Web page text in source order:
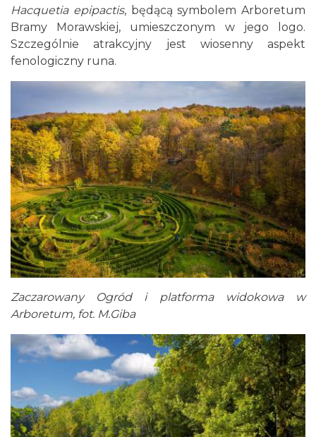
Hacquetia epipactis, będącą symbolem Arboretum
Bramy Morawskiej, umieszczonym w jego logo.
Szczególnie atrakcyjny jest wiosenny aspekt
fenologiczny runa.
Zaczarowany Ogród i platforma widokowa w
Arboretum, fot. M.Giba